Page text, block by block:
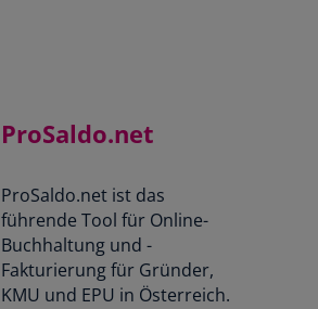
ProSaldo.net
ProSaldo.net ist das
führende Tool für Online-
Buchhaltung und -
Fakturierung für Gründer,
KMU und EPU in Österreich.